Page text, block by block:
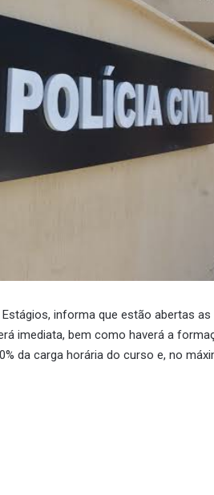
informa que estão abertas
imediata, bem como haverá a
da carga horária do curso e, no